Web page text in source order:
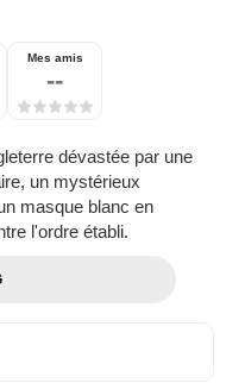
Mes amis
--
dévastée par une
un mystérieux
masque blanc en
l'ordre établi.